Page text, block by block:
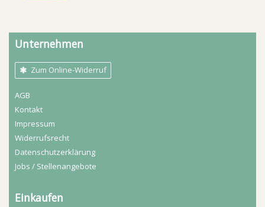
Unternehmen
Zum Online-Widerruf
AGB
Kontakt
Impressum
Widerrufs­recht
Daten­schutz­erklärung
Jobs / Stellenangebote
Einkaufen